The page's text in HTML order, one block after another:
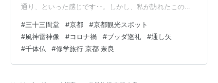
通り、といった感じです･･。しかし、私が訪れたこの時
段」を知らない私ですが、きっと観光バスをはじめとし
て駐車場もギッチリだったのでしょうね･･ 先日、「大
仏」を散策した際に、三十三間堂を訪れました。いつも
の幕末巡りを離れて、純粋なる行楽です（笑 三十三間堂
#三十三間堂 #京都 #京都観光スポット
#風神雷神像 #コロナ禍 #ブッダ巡礼 #通し矢
#千体仏 #修学旅行 京都 奈良